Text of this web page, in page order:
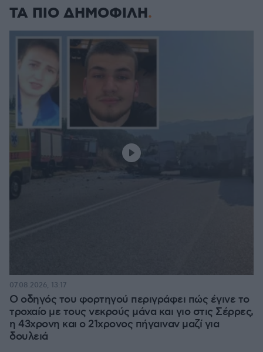
ΤΑ ΠΙΟ ΔΗΜΟΦΙΛΗ
Ο οδηγός του φορτηγού περιγράφει πώς έγινε το
τροχαίο με τους νεκρούς μάνα και γιο στις Σέρρες,
η 43χρονη και ο 21χρονος πήγαιναν μαζί για
δουλειά
07.08.2026, 13:17